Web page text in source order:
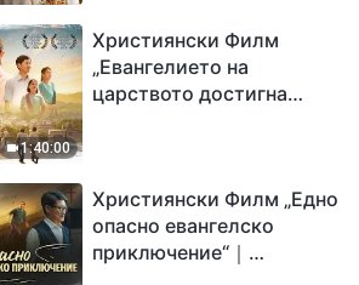
1:40:00
Християнски Филм
„Евангелието на
царството достигна
Християнски Филм „Едно
опасно евангелско
приключение“｜